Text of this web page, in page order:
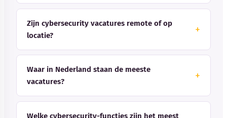
Zijn cybersecurity vacatures remote of op
locatie?
Waar in Nederland staan de meeste
vacatures?
Welke cybersecurity-functies zijn het meest